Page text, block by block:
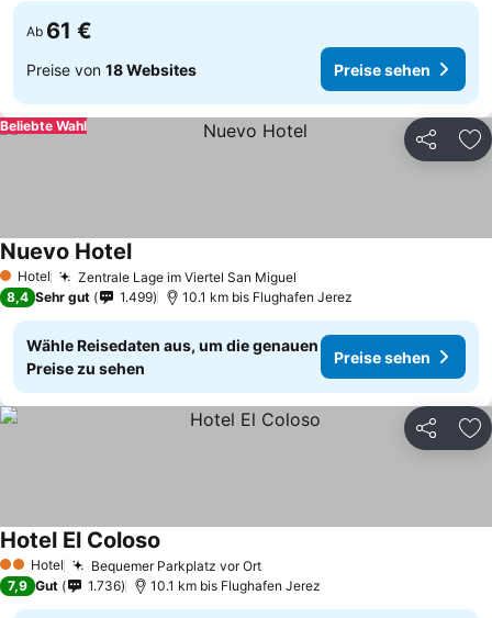
Ab 61 €
Preise von 18 Websites Preise sehen
Teilen
Beliebte Wahl
1 Sterne
Hotel Zentrale Lage im Viertel San Miguel
Nuevo Hotel
8,4 Sehr gut 1.499 10.1 km bis Flughafen Jerez
Wähle Reisedaten aus, um die genauen
Preise zu sehen
Preise sehen
Teilen
2 Sterne
Hotel Bequemer Parkplatz vor Ort
Hotel El Coloso
7,9 Gut 1.736 10.1 km bis Flughafen Jerez